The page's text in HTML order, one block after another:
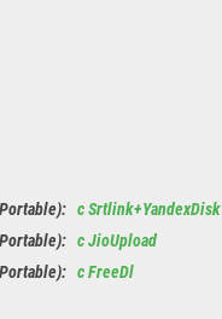
с Srtlink+YandexDisk
с JioUpload
с FreeDl